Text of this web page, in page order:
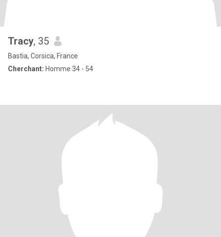
Tracy, 35
Bastia, Corsica, France
Cherchant: Homme 34 - 54